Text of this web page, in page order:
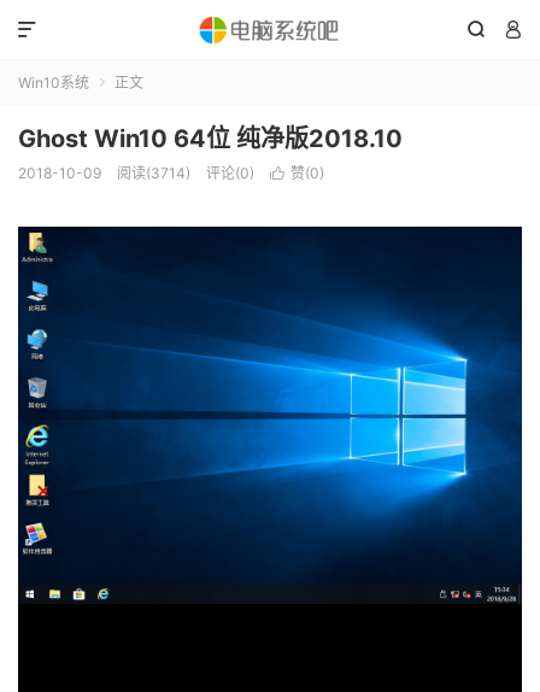
 

Win10系统  正文
Ghost Win10 64位 纯净版2018.10
2018-10-09 阅读(3714) 评论(0)  赞(0)